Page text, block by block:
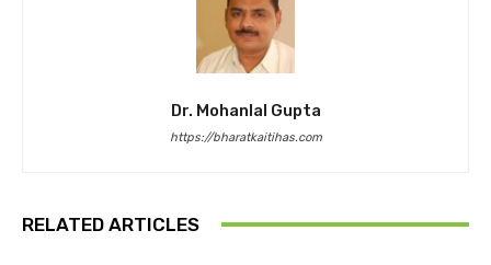
Dr. Mohanlal Gupta
https://bharatkaitihas.com
RELATED ARTICLES